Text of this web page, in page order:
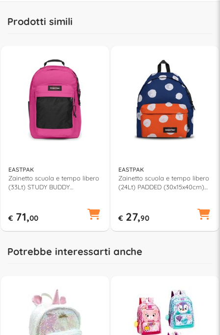
Prodotti simili
EASTPAK
Zainetto scuola e tempo libero
(33Lt) STUDY BUDDY
€ 71,00
EASTPAK
Zainetto scuola e tempo libero
(24Lt) PADDED (30x15x40cm)
€ 27,90
Potrebbe interessarti anche